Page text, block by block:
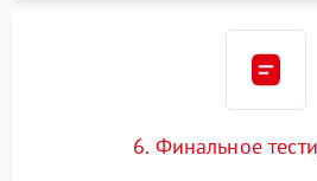
6. Финальное